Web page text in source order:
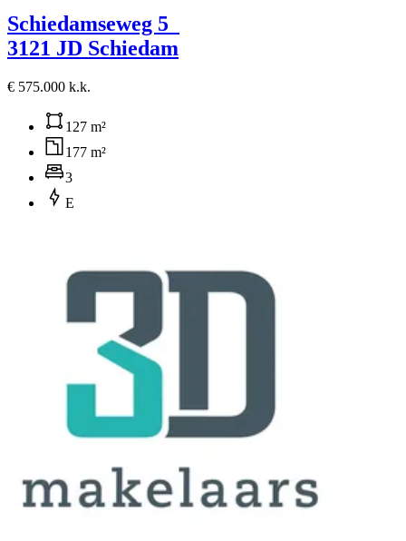
Schiedamseweg 5
3121 JD Schiedam
€ 575.000 k.k.
127 m²
177 m²
3
E